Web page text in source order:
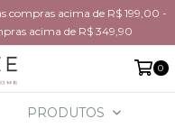
compras acima de R$ 199,00 -
acima de R$ 349,90
0
PRODUTOS